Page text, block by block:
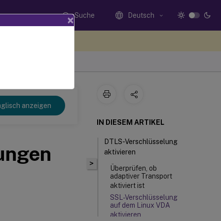
Suche Deutsch
anzeigen
>
IN DIESEM ARTIKEL
DTLS-Verschlüsselung
aktivieren
Überprüfen, ob
adaptiver Transport
aktiviert ist
SSL-Verschlüsselung
auf dem Linux VDA
aktivieren
×